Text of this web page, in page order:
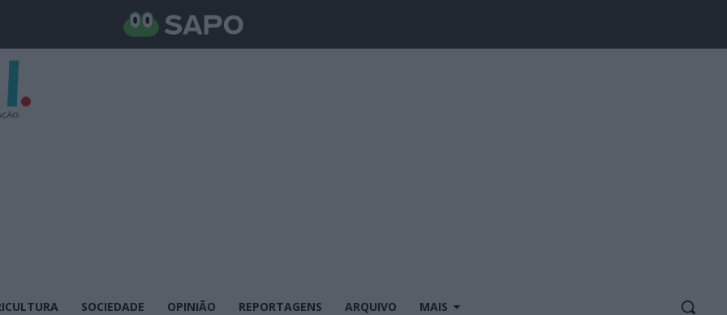
SOCIEDADE OPINIÃO REPORTAGENS ARQUIVO MAIS